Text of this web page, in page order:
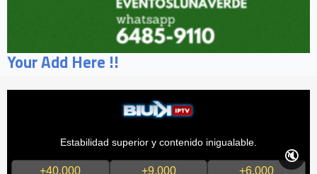
Your Add Here !!
Estabilidad superior y contenido inigualable.
+40,000 +9,000 +6,000
🔇